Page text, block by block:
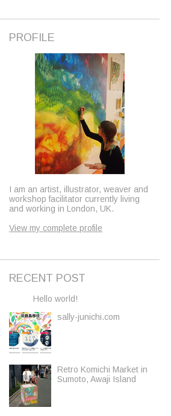
PROFILE
I am an artist, illustrator, weaver and
workshop facilitator currently living
and working in London, UK.
View my complete profile
RECENT POST
Hello world!
sally-junichi.com
Retro Komichi Market in
Sumoto, Awaji Island